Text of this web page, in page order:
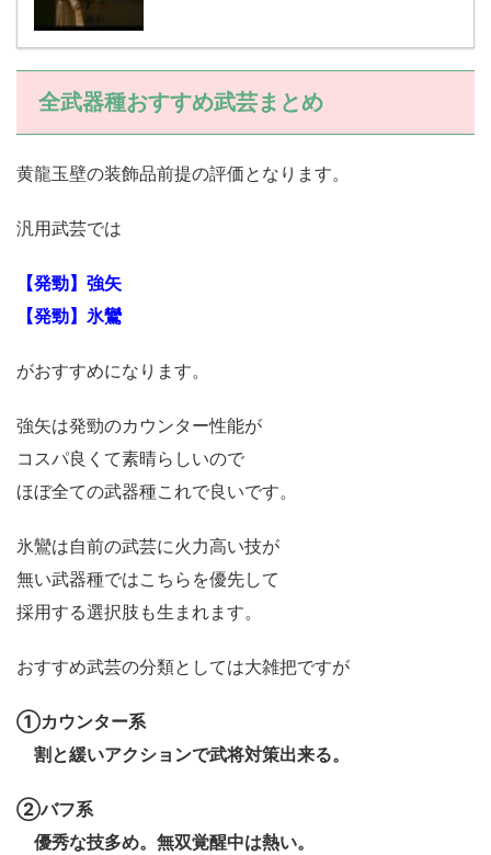
全武器種おすすめ武芸まとめ
黄龍玉壁の装飾品前提の評価となります。
汎用武芸では
【発勁】強矢
【発勁】氷鸞
がおすすめになります。
強矢は発勁のカウンター性能が
コスパ良くて素晴らしいので
ほぼ全ての武器種これで良いです。
氷鸞は自前の武芸に火力高い技が
無い武器種ではこちらを優先して
採用する選択肢も生まれます。
おすすめ武芸の分類としては大雑把ですが
①カウンター系
割と緩いアクションで武将対策出来る。
②バフ系
優秀な技多め。無双覚醒中は熱い。